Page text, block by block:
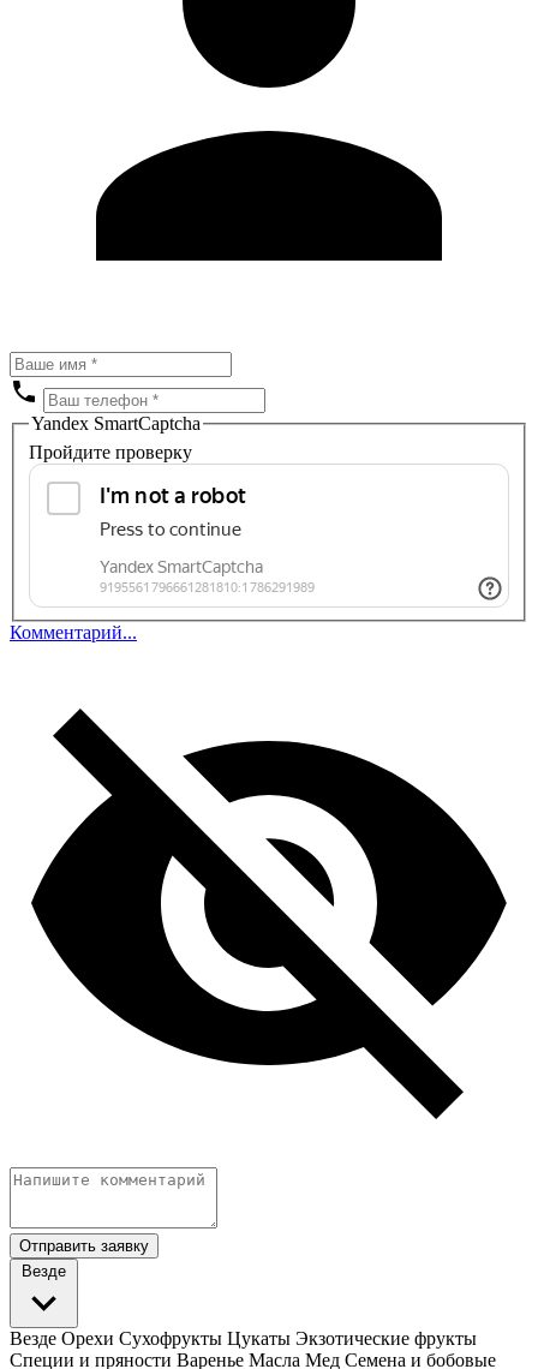
Yandex SmartCaptcha
Пройдите проверку
Комментарий...
Отправить заявку
Везде
Везде Орехи Сухофрукты Цукаты Экзотические фрукты
Специи и пряности Варенье Масла Мед Семена и бобовые